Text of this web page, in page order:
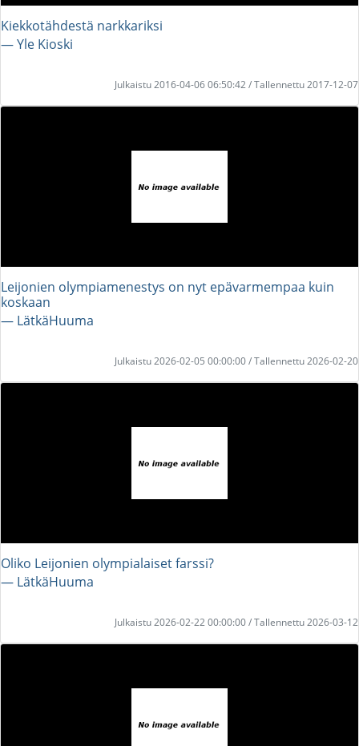
Kiekkotähdestä narkkariksi
― Yle Kioski
Julkaistu 2016-04-06 06:50:42 / Tallennettu 2017-12-07
Leijonien olympiamenestys on nyt epävarmempaa kuin
koskaan
― LätkäHuuma
Julkaistu 2026-02-05 00:00:00 / Tallennettu 2026-02-20
Oliko Leijonien olympialaiset farssi?
― LätkäHuuma
Julkaistu 2026-02-22 00:00:00 / Tallennettu 2026-03-12